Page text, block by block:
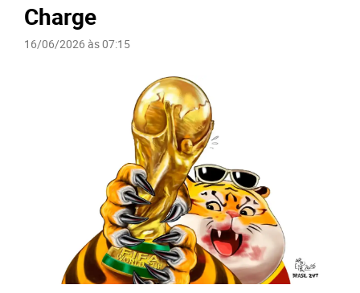
Charge
16/06/2026 às 07:15